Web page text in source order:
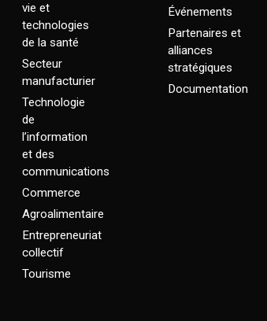
vie et
technologies
de la santé
Secteur
manufacturier
Technologie
de
l’information
et des
communications
Commerce
Agroalimentaire
Entrepreneuriat
collectif
Tourisme
Événements
Partenaires et
alliances
stratégiques
Documentation